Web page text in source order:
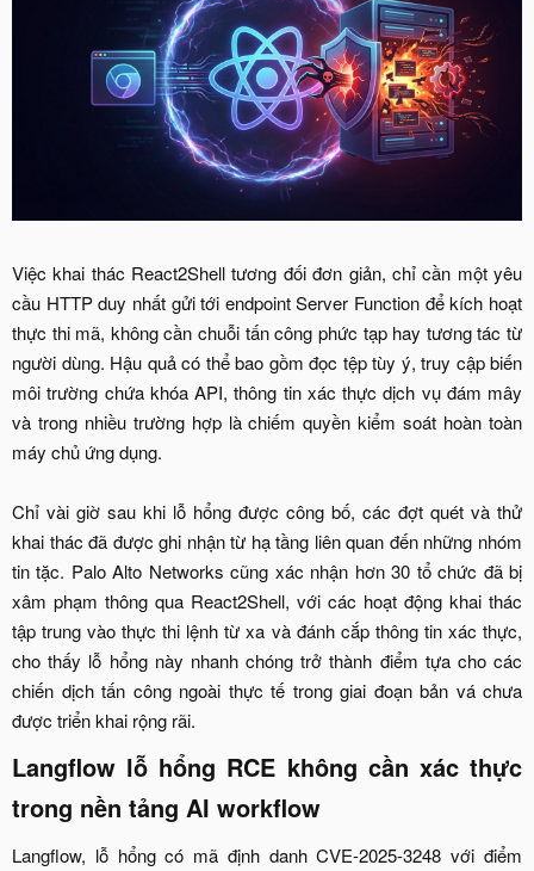
Việc khai thác React2Shell tương đối đơn giản, chỉ cần một yêu
cầu HTTP duy nhất gửi tới endpoint Server Function để kích hoạt
thực thi mã, không cần chuỗi tấn công phức tạp hay tương tác từ
người dùng. Hậu quả có thể bao gồm đọc tệp tùy ý, truy cập biến
môi trường chứa khóa API, thông tin xác thực dịch vụ đám mây
và trong nhiều trường hợp là chiếm quyền kiểm soát hoàn toàn
máy chủ ứng dụng.
Chỉ vài giờ sau khi lỗ hổng được công bố, các đợt quét và thử
khai thác đã được ghi nhận từ hạ tầng liên quan đến những nhóm
tin tặc. Palo Alto Networks cũng xác nhận hơn 30 tổ chức đã bị
xâm phạm thông qua React2Shell, với các hoạt động khai thác
tập trung vào thực thi lệnh từ xa và đánh cắp thông tin xác thực,
cho thấy lỗ hổng này nhanh chóng trở thành điểm tựa cho các
chiến dịch tấn công ngoài thực tế trong giai đoạn bản vá chưa
được triển khai rộng rãi.​
Langflow lỗ hổng RCE không cần xác thực
trong nền tảng AI workflow​
Langflow, lỗ hổng có mã định danh CVE-2025-3248 với điểm